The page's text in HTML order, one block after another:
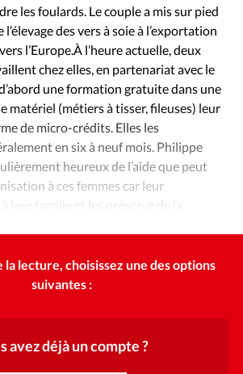
les foulards. Le couple a mis sur pied
des vers à soie à l’exportation
l’Europe.À l’heure actuelle, deux
chez elles, en partenariat avec le
une formation gratuite dans une
matériel (métiers à tisser, fileuses) leur
de micro-crédits. Elles les
en six à neuf mois. Philippe
heureux de l’aide que peut
à ces femmes car leur
leur famille et les préserve de la
lecture, choisissez une des options
suivantes :
avez déjà un compte ?